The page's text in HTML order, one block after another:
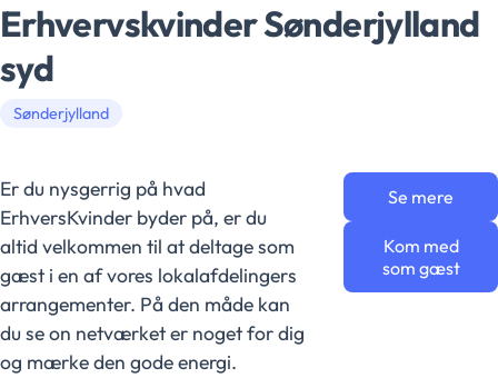
Erhvervskvinder Sønderjylland
syd
Sønderjylland
Er du nysgerrig på hvad
ErhversKvinder byder på, er du
altid velkommen til at deltage som
gæst i en af vores lokalafdelingers
arrangementer. På den måde kan
du se on netværket er noget for dig
og mærke den gode energi.
Se mere
Kom med
som gæst